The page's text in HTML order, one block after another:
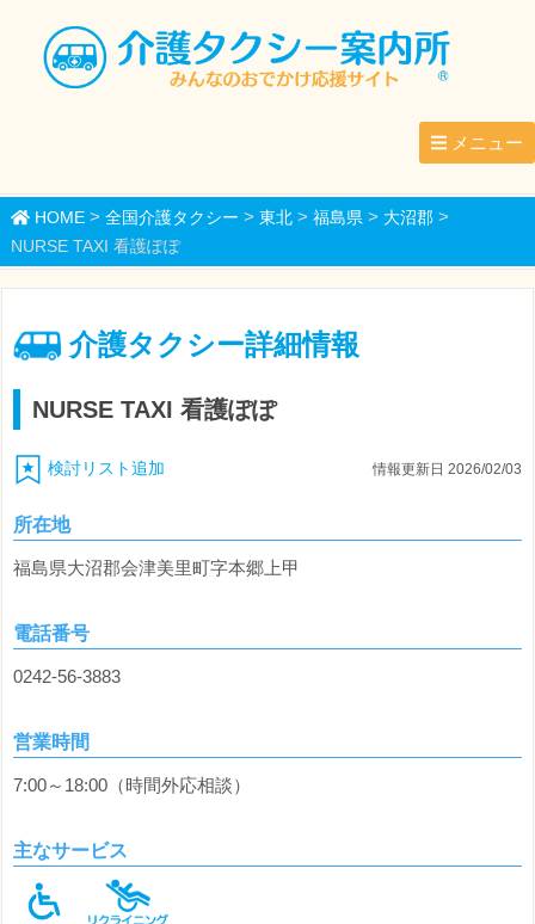
メニュー
HOME> 全国介護タクシー > 東北> 福島県> 大沼郡>
NURSE TAXI 看護ぽぽ
介護タクシー詳細情報
NURSE TAXI 看護ぽぽ
検討リスト追加 情報更新日 2026/02/03
所在地
福島県大沼郡会津美里町字本郷上甲
電話番号
0242-56-3883
営業時間
7:00～18:00（時間外応相談）
主なサービス